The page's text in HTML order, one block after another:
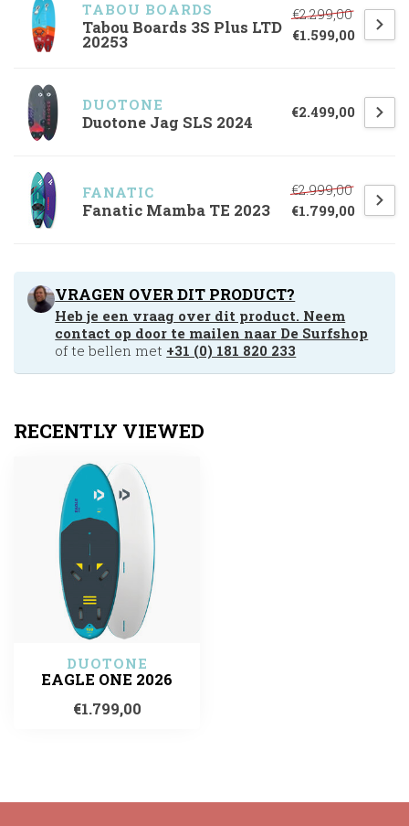
TABOU BOARDS
Tabou Boards 3S Plus LTD
20253
€2.299,00
€1.599,00
DUOTONE
Duotone Jag SLS 2024
€2.499,00
FANATIC
Fanatic Mamba TE 2023
€2.999,00
€1.799,00
VRAGEN OVER DIT PRODUCT?
Heb je een vraag over dit product. Neem
contact op door te mailen naar De Surfshop
of te bellen met +31 (0) 181 820 233
RECENTLY VIEWED
DUOTONE
EAGLE ONE 2026
€1.799,00